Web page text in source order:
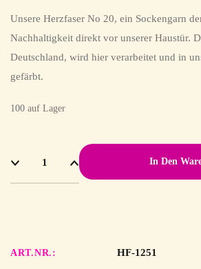
Unsere Herzfaser No 20, ein Sockengarn
Nachhaltigkeit direkt vor unserer Haustür.
Deutschland, wird hier verarbeitet und in
gefärbt.
100 auf Lager
In Den
ART.NR. HF-1251